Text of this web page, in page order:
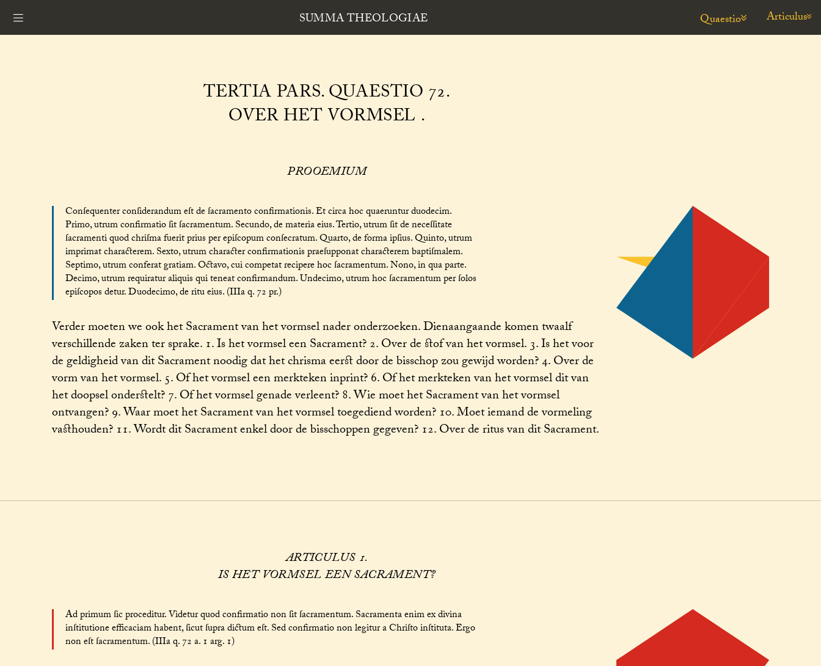
SUMMA THEOLOGIAE Quaestio Articulus
TERTIA PARS. QUAESTIO 72.
OVER HET VORMSEL .
PROOEMIUM
Conſequenter conſiderandum eſt de ſacramento confirmationis. Et circa hoc quaeruntur duodecim.
Primo, utrum confirmatio ſit ſacramentum. Secundo, de materia eius. Tertio, utrum ſit de neceſſitate
ſacramenti quod chriſma fuerit prius per epiſcopum conſecratum. Quarto, de forma ipſius. Quinto, utrum
imprimat characterem. Sexto, utrum character confirmationis praeſupponat characterem baptiſmalem.
Septimo, utrum conferat gratiam. Octavo, cui competat recipere hoc ſacramentum. Nono, in qua parte.
Decimo, utrum requiratur aliquis qui teneat confirmandum. Undecimo, utrum hoc ſacramentum per ſolos
epiſcopos detur. Duodecimo, de ritu eius. (IIIa q. 72 pr.)
Verder moeten we ook het Sacrament van het vormsel nader onderzoeken. Dienaangaande komen twaalf
verschillende zaken ter sprake. 1. Is het vormsel een Sacrament? 2. Over de stof van het vormsel. 3. Is het voor
de geldigheid van dit Sacrament noodig dat het chrisma eerst door de bisschop zou gewijd worden? 4. Over de
vorm van het vormsel. 5. Of het vormsel een merkteken inprint? 6. Of het merkteken van het vormsel dit van
het doopsel onderstelt? 7. Of het vormsel genade verleent? 8. Wie moet het Sacrament van het vormsel
ontvangen? 9. Waar moet het Sacrament van het vormsel toegediend worden? 10. Moet iemand de vormeling
vasthouden? 11. Wordt dit Sacrament enkel door de bisschoppen gegeven? 12. Over de ritus van dit Sacrament.
ARTICULUS 1.
IS HET VORMSEL EEN SACRAMENT?
Ad primum ſic proceditur. Videtur quod confirmatio non ſit ſacramentum. Sacramenta enim ex divina
inſtitutione efficaciam habent, ſicut ſupra dictum eſt. Sed confirmatio non legitur a Chriſto inſtituta. Ergo
non eſt ſacramentum. (IIIa q. 72 a. 1 arg. 1)